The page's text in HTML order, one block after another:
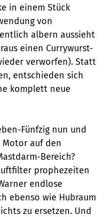
in einem Stück
von
albern aussieht
einen Currywurst-
verworfen). Statt
entschieden sich
komplett neue
Fünfzig nun und
auf den
Bereich?
prophezeiten
endlose
ebenso wie Hubraum
zu ersetzen. Und